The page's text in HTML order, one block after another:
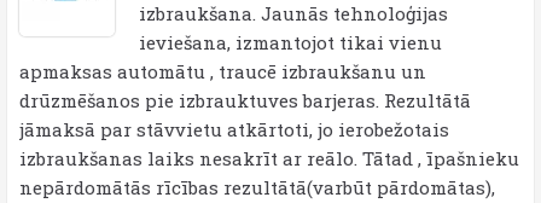
izbraukšana. Jaunās tehnoloģijas
ieviešana, izmantojot tikai vienu
apmaksas automātu , traucē izbraukšanu un
drūzmēšanos pie izbrauktuves barjeras. Rezultātā
jāmaksā par stāvvietu atkārtoti, jo ierobežotais
izbraukšanas laiks nesakrīt ar reālo. Tātad , īpašnieku
nepārdomātās rīcības rezultātā(varbūt pārdomātas),